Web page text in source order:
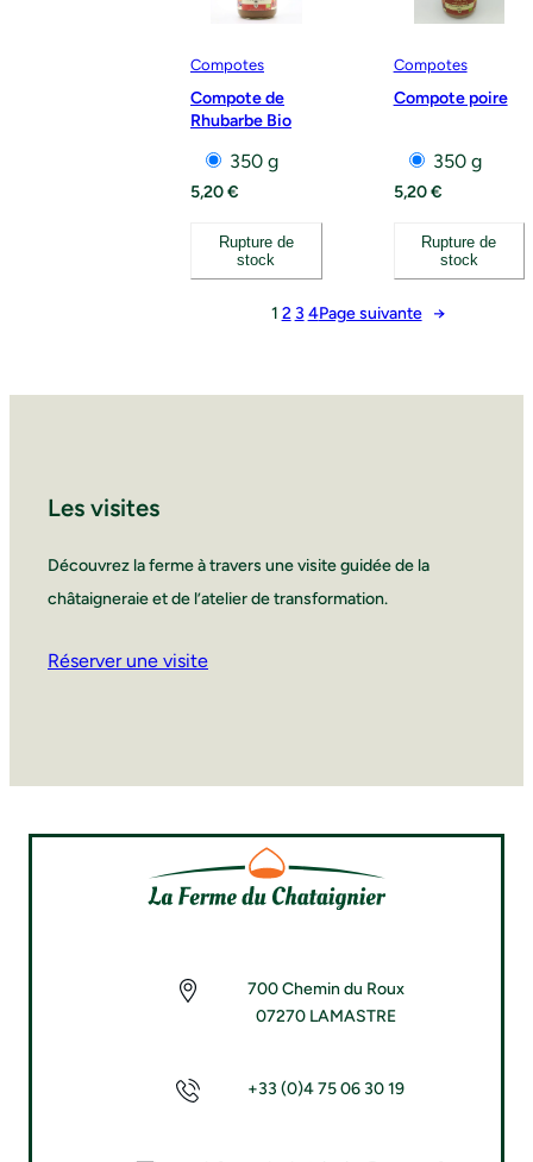
Compotes
Compote de
Rhubarbe Bio
350 g
5,20€
Rupture de
stock
Compotes
Compote poire
350 g
5,20€
Rupture de
stock
1 2 3 4Page suivante →
Les visites
Découvrez la ferme à travers une visite guidée de la
châtaigneraie et de l’atelier de transformation.
Réserver une visite
700 Chemin du Roux
07270 LAMASTRE
+33 (0)4 75 06 30 19